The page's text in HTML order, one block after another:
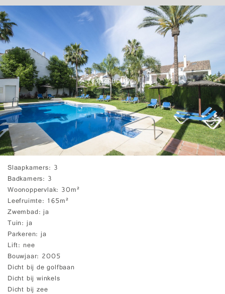
Slaapkamers 3
Badkamers 3
Woonoppervlak 30m²
Leefruimte 165m²
Zwembad ja
Tuin ja
Parkeren ja
Lift nee
Bouwjaar 2005
Dicht bij de golfbaan
Dicht bij winkels
Dicht bij zee